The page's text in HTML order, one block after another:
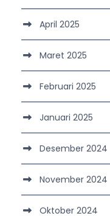
April 2025
Maret 2025
Februari 2025
Januari 2025
Desember 2024
November 2024
Oktober 2024